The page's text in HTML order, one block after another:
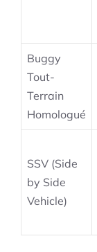
Buggy
Tout-
Terrain
Homologué
SSV (Side
by Side
Vehicle)